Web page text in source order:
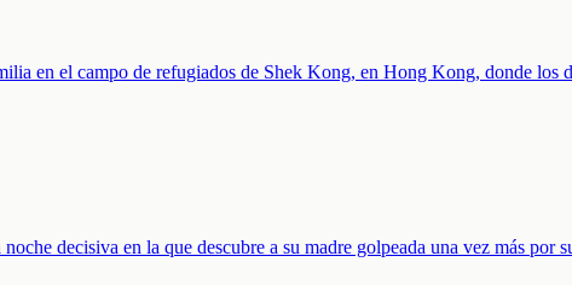
en el campo de refugiados de Shek Kong, en Hong Kong, donde los
decisiva en la que descubre a su madre golpeada una vez más por